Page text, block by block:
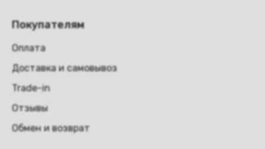
Покупателям
Оплата
Доставка и самовывоз
Trade-in
Отзывы
Обмен и возврат